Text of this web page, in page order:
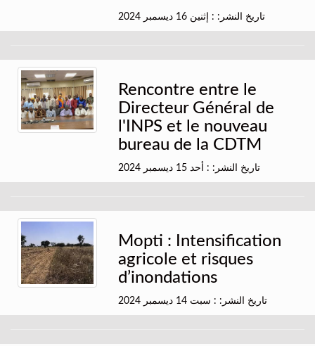
تاريخ النشر: : إثنين 16 ديسمبر 2024
Rencontre entre le
Directeur Général de
l'INPS et le nouveau
bureau de la CDTM
تاريخ النشر: : أحد 15 ديسمبر 2024
Mopti : Intensification
agricole et risques
d’inondations
تاريخ النشر: : سبت 14 ديسمبر 2024